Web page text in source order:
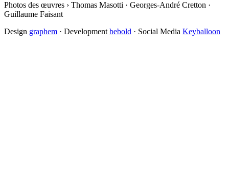
Photos des œuvres › Thomas Masotti · Georges-André Cretton ·
Guillaume Faisant
Design graphem · Development bebold · Social Media Keyballoon